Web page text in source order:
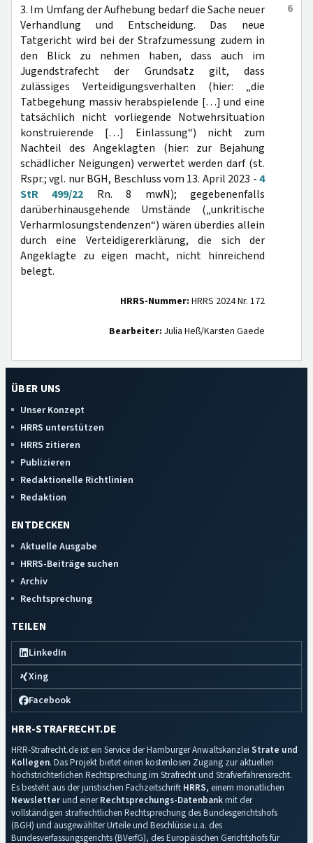
6
3. Im Umfang der Aufhebung bedarf die Sache neuer
Verhandlung und Entscheidung. Das neue
Tatgericht wird bei der Strafzumessung zudem in
den Blick zu nehmen haben, dass auch im
Jugendstrafecht der Grundsatz gilt, dass
zulässiges Verteidigungsverhalten (hier: „die
Tatbegehung massiv herabspielende […] und eine
tatsächlich nicht vorliegende Notwehrsituation
konstruierende […] Einlassung“) nicht zum
Nachteil des Angeklagten (hier: zur Bejahung
schädlicher Neigungen) verwertet werden darf (st.
Rspr.; vgl. nur BGH, Beschluss vom 13. April 2023 -4
StR 499/22 Rn. 8 mwN); gegebenenfalls
darüberhinausgehende Umstände („unkritische
Verharmlosungstendenzen“) wären überdies allein
durch eine Verteidigererklärung, die sich der
Angeklagte zu eigen macht, nicht hinreichend
belegt.
HRRS-Nummer: HRRS 2024 Nr. 172
Bearbeiter: Julia Heß/Karsten Gaede
ÜBER UNS
Unser Konzept
HRRS unterstützen
HRRS zitieren
Publizieren
Redaktionelle Richtlinien
Redaktion
ENTDECKEN
Aktuelle Ausgabe
HRRS-Beiträge suchen
Archiv
Rechtsprechung
TEILEN
LinkedIn
Xing
Facebook
HRR-STRAFRECHT.DE
HRR-Strafrecht.de ist ein Service der Hamburger Anwaltskanzlei Strate und
Kollegen. Das Projekt bietet einen kostenlosen Zugang zur aktuellen
höchstrichterlichen Rechtsprechung im Strafrecht und Strafverfahrensrecht.
Es besteht aus der juristischen Fachzeitschrift HRRS, einem monatlichen
Newsletterund einerRechtsprechungs-Datenbankmit der
vollständigen strafrechtlichen Rechtsprechung des Bundesgerichtshofs
(BGH) und ausgewählter Urteile und Beschlüsse u.a. des
Bundesverfassungsgerichts (BVerfG), des Europäischen Gerichtshofs für